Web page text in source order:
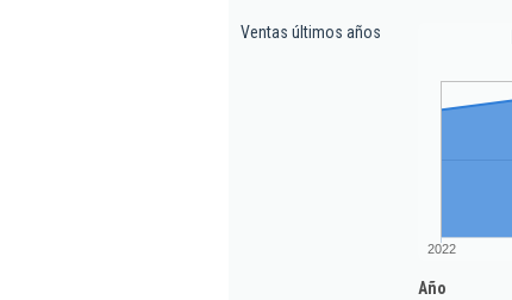
Ventas últimos años
2022
Año